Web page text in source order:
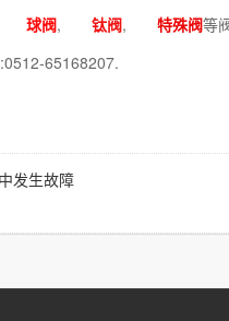
球阀, 钛阀, 特殊阀等
65168207.
发生故障